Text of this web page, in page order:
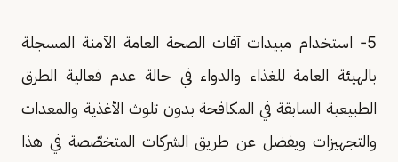
5- استخدام مبيدات آفات الصحة العامة الآمنة المسجلة
بالهيئة العامة للغذاء والدواء في حالة عدم فعالية الطرق
الطبيعية السابقة في المكافحة بدون تلوث الأغذية والمعدات
والتجهيزات ويفضل عن طريق الشركات المتخصّصة في هذا